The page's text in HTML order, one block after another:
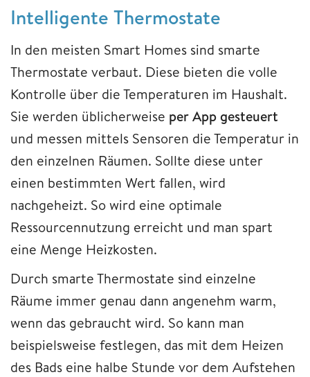
​​​​​​​Intelligente Thermostate
In den meisten Smart Homes sind smarte
Thermostate verbaut. Diese bieten die volle
Kontrolle über die Temperaturen im Haushalt.
Sie werden üblicherweise per App gesteuert
und messen mittels Sensoren die Temperatur in
den einzelnen Räumen. Sollte diese unter
einen bestimmten Wert fallen, wird
nachgeheizt. So wird eine optimale
Ressourcennutzung erreicht und man spart
eine Menge Heizkosten.
Durch smarte Thermostate sind einzelne
Räume immer genau dann angenehm warm,
wenn das gebraucht wird. So kann man
beispielsweise festlegen, das mit dem Heizen
des Bads eine halbe Stunde vor dem Aufstehen